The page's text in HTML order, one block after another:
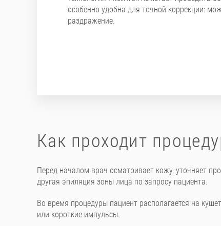
особенно удобна для точной коррекции:
раздражение.
Как проходит
Перед началом врач осматривает кожу, уточняет
другая эпиляция зоны лица по запросу пациента.
Во время процедуры пациент располагается на
или короткие импульсы.